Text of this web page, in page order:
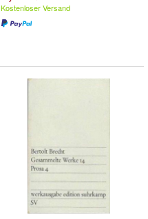
Kostenloser Versand